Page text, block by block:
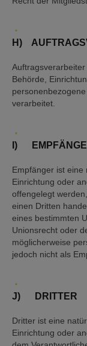
H)
Behörde,
verarbeitet.
I)
Empfänger ist eine
Einrichtung oder
offengelegt
einen Dritten
eines bestimmten
Unionsrecht oder
möglicherweise
jedoch nicht als
J) DRITTER
Dritter ist eine
Einrichtung oder